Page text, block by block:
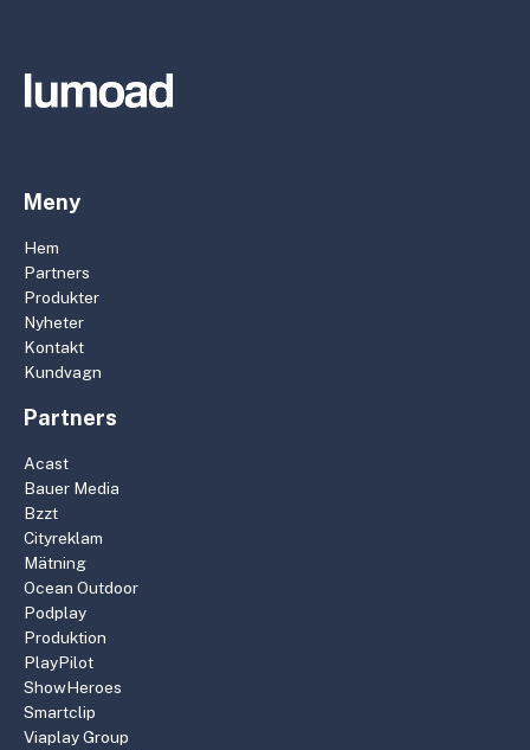
Meny
Hem
Partners
Produkter
Nyheter
Kontakt
Kundvagn
Partners
Acast
Bauer Media
Bzzt
Cityreklam
Mätning
Ocean Outdoor
Podplay
Produktion
PlayPilot
ShowHeroes
Smartclip
Viaplay Group